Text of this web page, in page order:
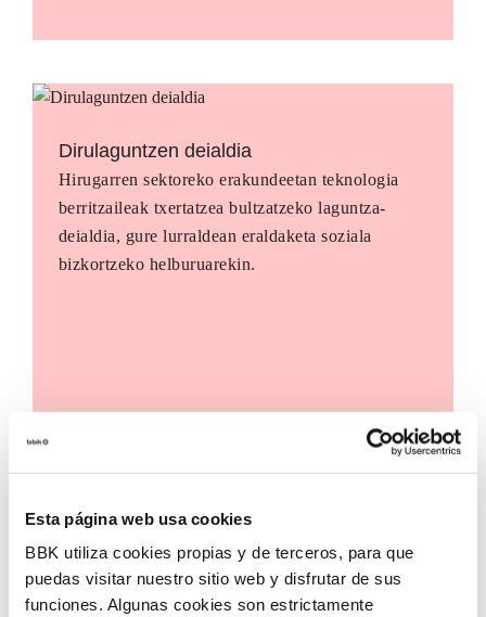
Esta página web usa cookies
BBK utiliza cookies propias y de terceros, para que
puedas visitar nuestro sitio web y disfrutar de sus
funciones. Algunas cookies son estrictamente
Dirulaguntzen deialdia
Hirugarren sektoreko erakundeetan teknologia
berritzaileak txertatzea bultzatzeko laguntza-
deialdia, gure lurraldean eraldaketa soziala
bizkortzeko helburuarekin.